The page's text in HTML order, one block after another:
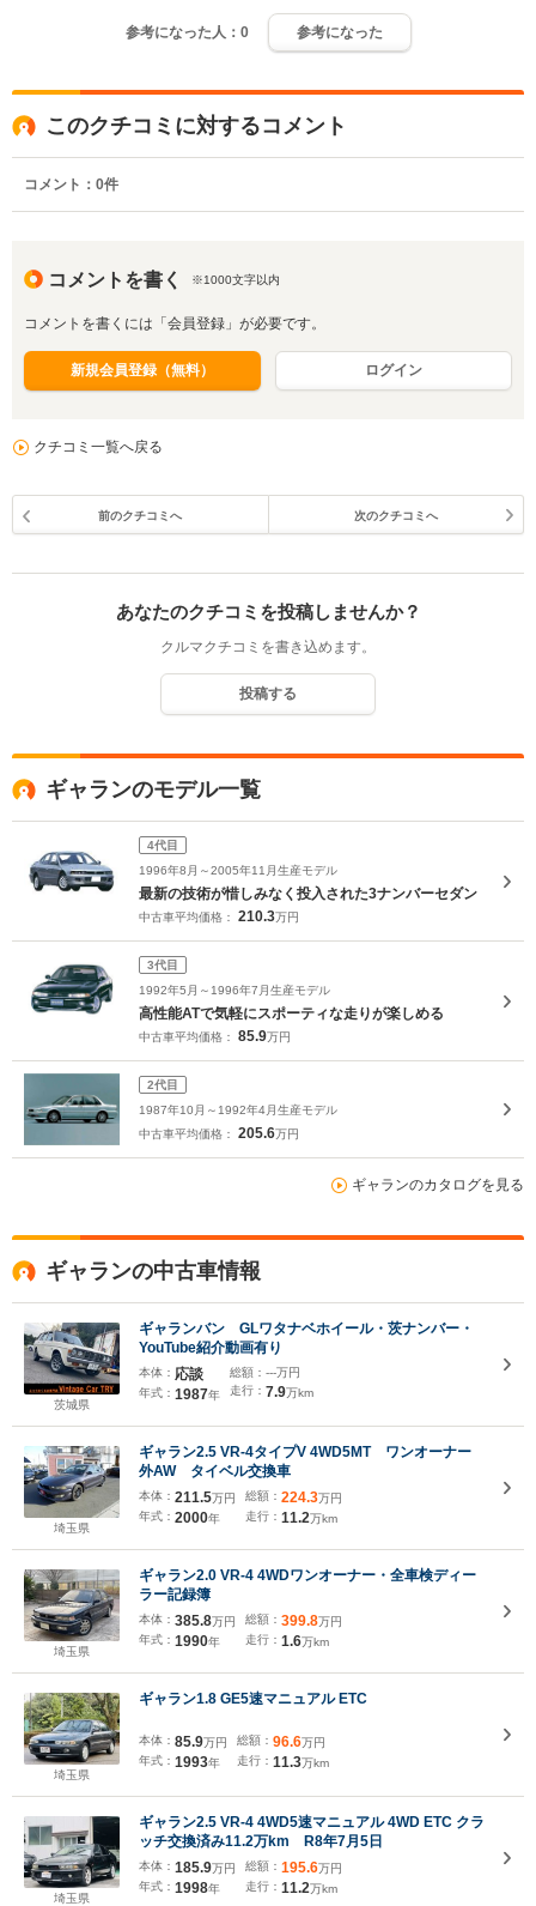
参考になった人： 0 参考になった
このクチコミに対するコメント
コメント： 0件
コメントを書く ※1000文字以内
コメントを書くには「会員登録」が必要です。
新規会員登録（無料） ログイン
クチコミ一覧へ戻る
前のクチコミへ 次のクチコミへ
あなたのクチコミを投稿しませんか？
クルマクチコミを書き込めます。
投稿する
ギャランのモデル一覧
4代目
1996年8月～2005年11月生産モデル
最新の技術が惜しみなく投入された3ナンバーセダン
中古車平均価格： 210.3万円
3代目
1992年5月～1996年7月生産モデル
高性能ATで気軽にスポーティな走りが楽しめる
中古車平均価格： 85.9万円
2代目
1987年10月～1992年4月生産モデル
中古車平均価格： 205.6万円
ギャランのカタログを見る
ギャランの中古車情報
茨城県
ギャランバン GLワタナベホイール・茨ナンバー・
YouTube紹介動画有り
本体： 応談
年式： 1987年
総額： ---万円
走行： 7.9万km
埼玉県
ギャラン2.5 VR-4タイプV 4WD5MT ワンオーナー
外AW タイベル交換車
本体： 211.5万円
年式： 2000年
総額： 224.3万円
走行： 11.2万km
埼玉県
ギャラン2.0 VR-4 4WDワンオーナー・全車検ディー
ラー記録簿
本体： 385.8万円
年式： 1990年
総額： 399.8万円
走行： 1.6万km
埼玉県
ギャラン1.8 GE5速マニュアル ETC
本体： 85.9万円
年式： 1993年
総額： 96.6万円
走行： 11.3万km
埼玉県
ギャラン2.5 VR-4 4WD5速マニュアル 4WD ETC クラ
ッチ交換済み11.2万km R8年7月5日
本体： 185.9万円
年式： 1998年
総額： 195.6万円
走行： 11.2万km